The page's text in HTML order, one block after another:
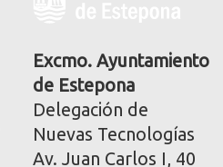
corporativa
Excmo. Ayuntamiento
de Estepona
Delegación de
Nuevas Tecnologías
Av. Juan Carlos I, 40